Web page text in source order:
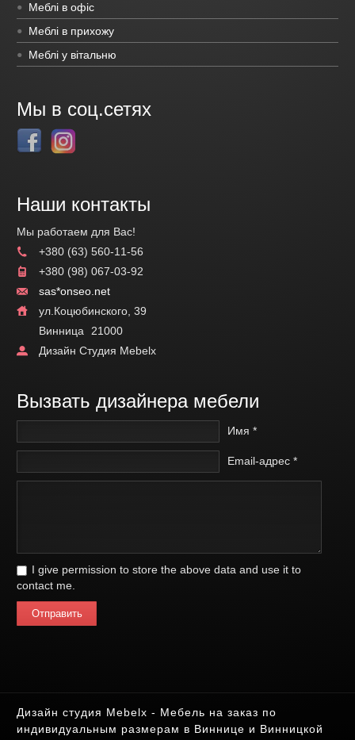
Меблі в офіс
Меблі в прихожу
Меблі у вітальню
Мы в соц.сетях
Наши контакты
Мы работаем для Вас!
+380 (63) 560-11-56
+380 (98) 067-03-92
sas*onseo.net
ул.Коцюбинского, 39
Винница 21000
Дизайн Студия Mebelx
Вызвать дизайнера мебели
Имя *
Email-адрес *
I give permission to store the above data and use it to
contact me.
Отправить
Дизайн студия Mebelx - Мебель на заказ по
индивидуальным размерам в Виннице и Винницкой